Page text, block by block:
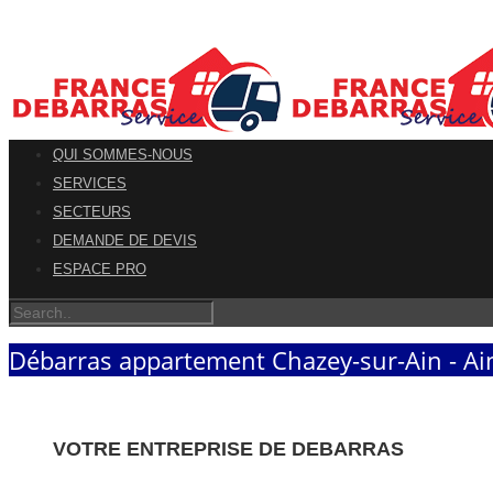
QUI SOMMES-NOUS
SERVICES
SECTEURS
DEMANDE DE DEVIS
ESPACE PRO
Débarras appartement Chazey-sur-Ain -
VOTRE ENTREPRISE DE DEBARRAS